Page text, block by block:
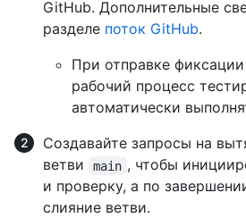
GitHub. Дополнительные
разделе поток GitHub.
При отправке
рабочий процесс
автоматически
Создавайте запросы на
ветви
main , чтобы
и проверку, а по
слияние ветви.